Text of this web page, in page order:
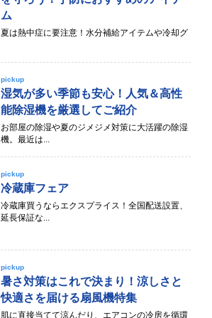
ム
夏は熱中症に要注意！水分補給アイテムや冷却グ
pickup
湿気が多い季節も安心！人気＆高性
能除湿機を厳選してご紹介
お部屋の除湿や夏のジメジメ対策に大活躍の除湿
機。最近は...
pickup
冷蔵庫フェア
冷蔵庫買うならエクスプライス！全国配送設置、
延長保証な...
pickup
暑さ対策はこれで決まり！涼しさと
快適さを届ける扇風機特集
肌に直接当てて涼んだり、エアコンの冷房を循環